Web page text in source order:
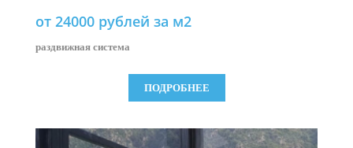
от 24000 рублей за м2
раздвижная система
ПОДРОБНЕЕ